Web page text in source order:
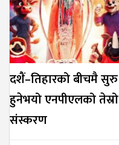
दशैं–तिहारको बीचमै सुरु
हुनेभयो एनपीएलको तेस्रो
संस्करण